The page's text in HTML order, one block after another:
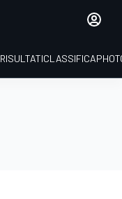
RISULTATICLASSIFICA